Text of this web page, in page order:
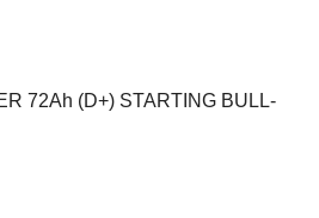
72Ah (D+) STARTING BULL-